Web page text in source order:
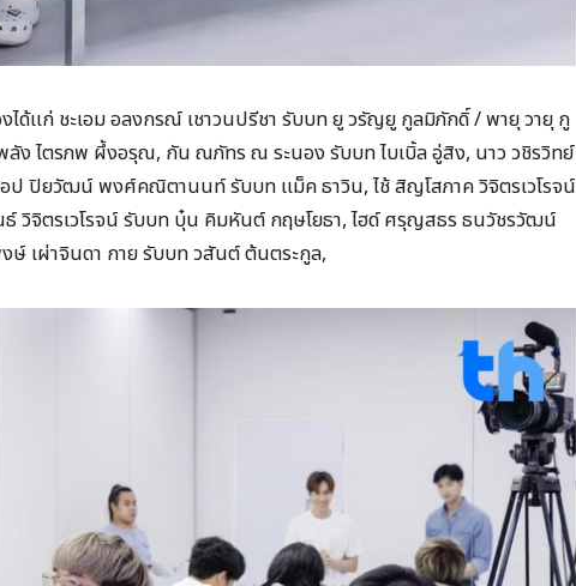
ได้แก่ ชะเอม อลงกรณ์ เชาวนปรีชา รับบท ยู วรัญยู กูลมิภักดิ์ / พายุ วายุ กู
ง ไตรภพ ผึ้งอรุณ, กัน ณภัทร ณ ระนอง รับบท ไบเบิ้ล อู่สิง, นาว วชิรวิทย์
ป ปิยวัฒน์ พงศ์คณิตานนท์ รับบท แม็ค ธาวิน, ไช้ สิญโสภาค วิจิตรเวโรจน์
วิจิตรเวโรจน์ รับบท บุ๋น คิมหันต์ กฤษโยธา, ไฮด์ ศรุญสธร ธนวัชรวัฒน์
เผ่าจินดา กาย รับบท วสันต์ ต้นตระกูล,